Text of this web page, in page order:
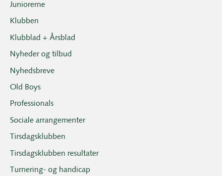
Juniorerne
Klubben
Klubblad + Årsblad
Nyheder og tilbud
Nyhedsbreve
Old Boys
Professionals
Sociale arrangementer
Tirsdagsklubben
Tirsdagsklubben resultater
Turnering- og handicap